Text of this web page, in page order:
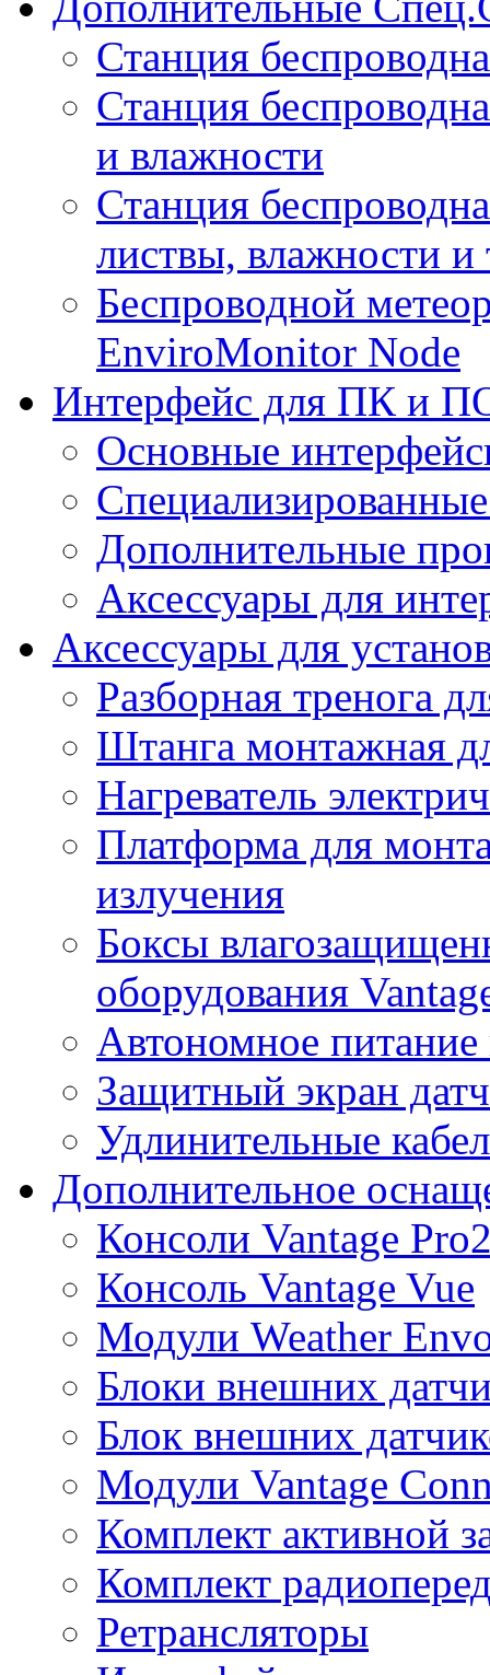
Станция
Станция
и влажности
Станция
листвы, влажности
Беспроводной
EnviroMonitor Node
Интерфейс для ПК и
Основные
Дополнительные
Аксессуары для
Аксессуары для
Разборная тренога
Штанга монтажная
Нагреватель
Платформа для
излучения
Боксы
оборудования
Автономное питание
Защитный экран
Удлинительные
Дополнительное
Консоли Vantage
Консоль Vantage Vue
Модули Weather
Блоки внешних
Блок внешних
Модули Vantage
Комплект активной
Комплект
Ретрансляторы